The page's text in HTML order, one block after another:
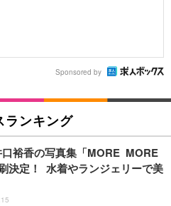
Sponsored by
ランキング
口裕香の写真集「MORE MORE
決定！ 水着やランジェリーで美